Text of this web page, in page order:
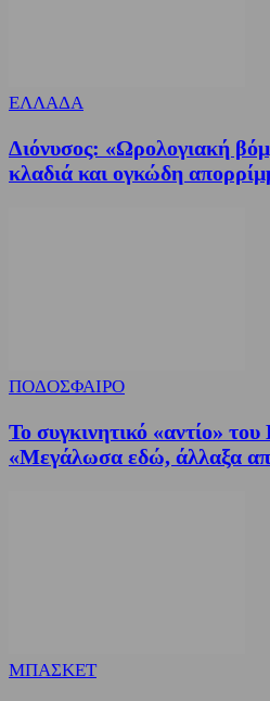
ΕΛΛΑΔΑ
Διόνυσος: «Ωρολογιακή
κλαδιά και ογκώδη
ΠΟΔΟΣΦΑΙΡΟ
Το συγκινητικό «αντίο»
«Μεγάλωσα εδώ, άλλαξα
ΜΠΑΣΚΕΤ